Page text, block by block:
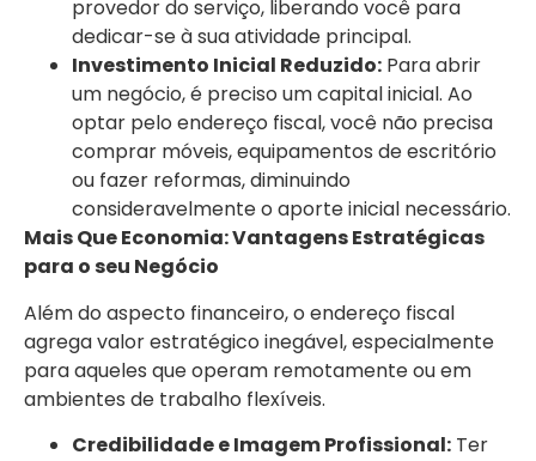
provedor do serviço, liberando você para
dedicar-se à sua atividade principal.
Investimento Inicial Reduzido: Para abrir
um negócio, é preciso um capital inicial. Ao
optar pelo endereço fiscal, você não precisa
comprar móveis, equipamentos de escritório
ou fazer reformas, diminuindo
consideravelmente o aporte inicial necessário.
Mais Que Economia: Vantagens Estratégicas
para o seu Negócio
Além do aspecto financeiro, o endereço fiscal
agrega valor estratégico inegável, especialmente
para aqueles que operam remotamente ou em
ambientes de trabalho flexíveis.
Credibilidade e Imagem Profissional: Ter